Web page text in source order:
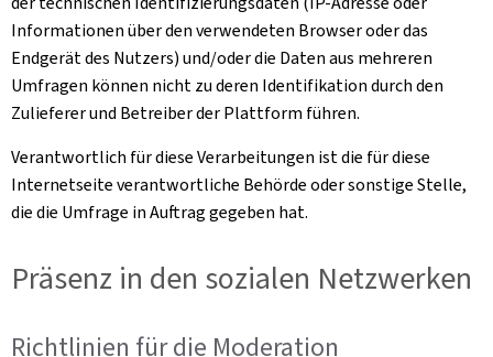
Informationen über den verwendeten Browser oder das
Endgerät des Nutzers) und/oder die Daten aus mehreren
Umfragen können nicht zu deren Identifikation durch den
Zulieferer und Betreiber der Plattform führen.
Verantwortlich für diese Verarbeitungen ist die für diese
Internetseite verantwortliche Behörde oder sonstige Stelle,
die die Umfrage in Auftrag gegeben hat.
Präsenz in den sozialen Netzwerken
Richtlinien für die Moderation